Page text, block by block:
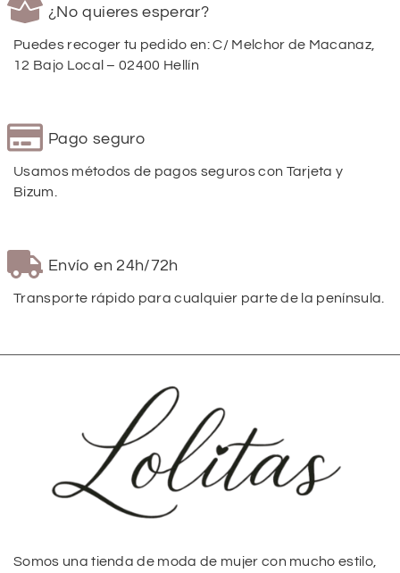
¿No quieres esperar?
Puedes recoger tu pedido en: C/ Melchor de Macanaz,
12 Bajo Local – 02400 Hellín
Pago seguro
Usamos métodos de pagos seguros con Tarjeta y
Bizum.
Envío en 24h/72h
Transporte rápido para cualquier parte de la península.
Somos una tienda de moda de mujer con mucho estilo,